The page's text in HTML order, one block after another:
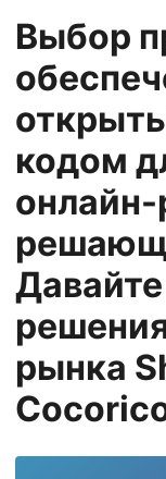
Выбор
кодом
рынка